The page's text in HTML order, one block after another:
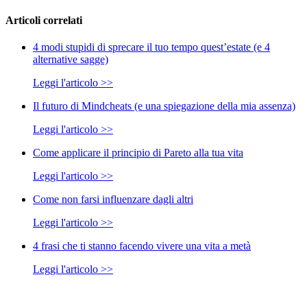
Articoli correlati
4 modi stupidi di sprecare il tuo tempo quest’estate (e 4
alternative sagge)
Leggi l'articolo >>
Il futuro di Mindcheats (e una spiegazione della mia assenza)
Leggi l'articolo >>
Come applicare il principio di Pareto alla tua vita
Leggi l'articolo >>
Come non farsi influenzare dagli altri
Leggi l'articolo >>
4 frasi che ti stanno facendo vivere una vita a metà
Leggi l'articolo >>